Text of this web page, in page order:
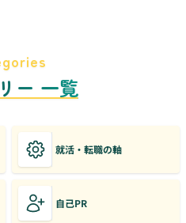
ー 一覧
就活・転職の軸
自己PR